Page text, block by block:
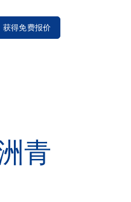
获得免费报价
青